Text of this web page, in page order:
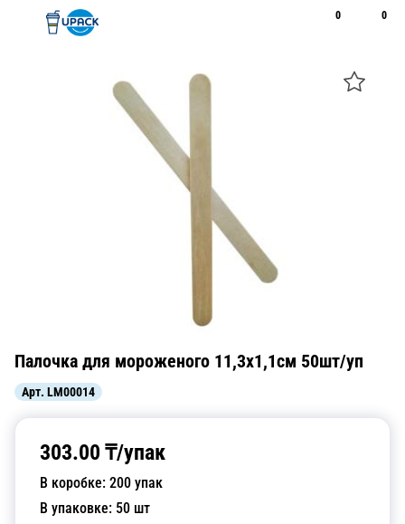
0 0
Палочка для мороженого 11,3х1,1см 50шт/уп
Арт. LM00014
303.00 ₸/упак
В коробке: 200 упак
В упаковке: 50 шт